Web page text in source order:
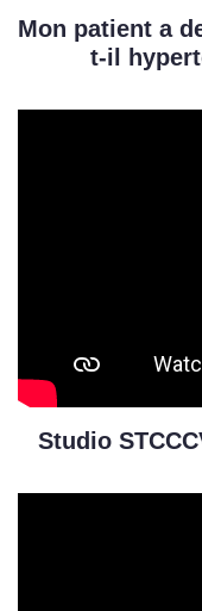
Mon patient a
t-il
Studio